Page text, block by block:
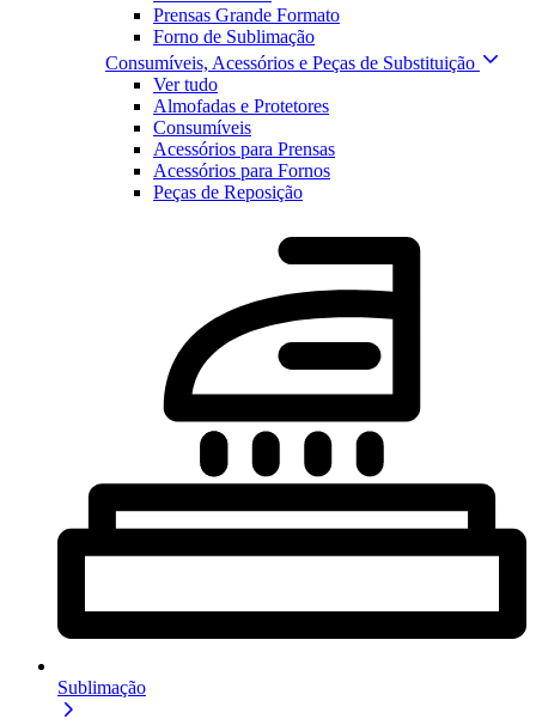
Prensas Grande Formato
Forno de Sublimação
Consumíveis, Acessórios e Peças de Substituição
Ver tudo
Almofadas e Protetores
Consumíveis
Acessórios para Prensas
Acessórios para Fornos
Peças de Reposição
Sublimação